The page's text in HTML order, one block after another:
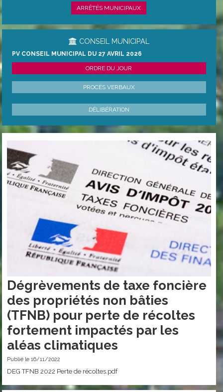
ARRÊTÉS MUNICIPAUX
CONSEIL MUNICIPAL
PV CONSEIL MUNICIPAL DU 27 AVRIL 2026
ORDRE DU JOUR
PROCÈS VERBAUX
DÉLIBÉRATION
Dégrèvements de taxe foncière
des propriétés non bâties
(TFNB) pour perte de récoltes
fortement impactés par les
aléas climatiques
Publié le 16/11/2022
DEG TFNB 2022 Perte de récoltes.pdf